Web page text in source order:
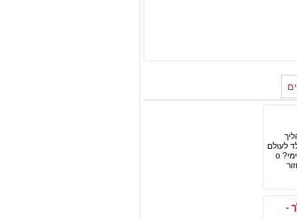
לעולם
הזה הוא מגיע עם תוכן וידע פנימיים משלו. ידע פנימי זה הוא זה שמכוון את האדם במסלול חייו. o מה הוא הידע הפנימי? o
-